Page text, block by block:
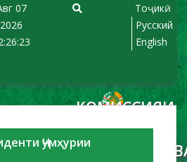
07
2026
Тоҷикӣ
Русский
English
КОМИССИЯИ
МАРКАЗИИ
ИНТИХОБОТ
Ҷумҳурии